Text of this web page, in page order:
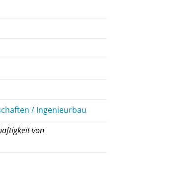
/ Ingenieurbau
von